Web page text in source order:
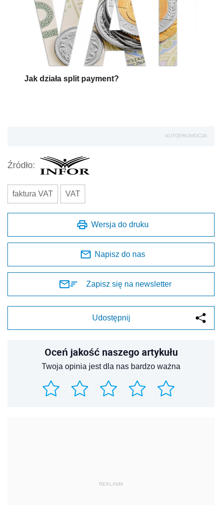
Jak działa split payment?
AUTOPROMOCJA
Źródło:
faktura VAT VAT
Wersja do druku
Napisz do nas
Zapisz się na newsletter
Udostępnij
Oceń jakość naszego artykułu
Twoja opinia jest dla nas bardzo ważna
REKLAMA